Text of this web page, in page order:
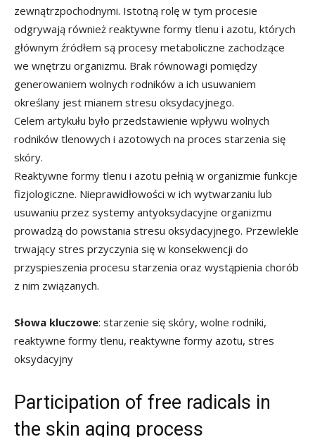
zewnątrzpochodnymi. Istotną rolę w tym procesie
odgrywają również reaktywne formy tlenu i azotu, których
głównym źródłem są procesy metaboliczne zachodzące
we wnętrzu organizmu. Brak równowagi pomiędzy
generowaniem wolnych rodników a ich usuwaniem
określany jest mianem stresu oksydacyjnego.
Celem artykułu było przedstawienie wpływu wolnych
rodników tlenowych i azotowych na proces starzenia się
skóry.
Reaktywne formy tlenu i azotu pełnią w organizmie funkcje
fizjologiczne. Nieprawidłowości w ich wytwarzaniu lub
usuwaniu przez systemy antyoksydacyjne organizmu
prowadzą do powstania stresu oksydacyjnego. Przewlekle
trwający stres przyczynia się w konsekwencji do
przyspieszenia procesu starzenia oraz wystąpienia chorób
z nim związanych.
Słowa kluczowe: starzenie się skóry, wolne rodniki,
reaktywne formy tlenu, reaktywne formy azotu, stres
oksydacyjny
Participation of free radicals in
the skin aging process